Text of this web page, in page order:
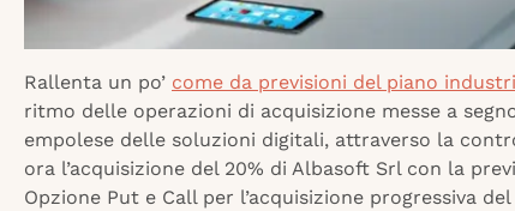
Rallenta un po’ come da previsioni del piano
ritmo delle operazioni di acquisizione messe a
empolese delle soluzioni digitali, attraverso la
ora l’acquisizione del 20% di Albasoft Srl con la
Opzione Put e Call per l’acquisizione progressiva